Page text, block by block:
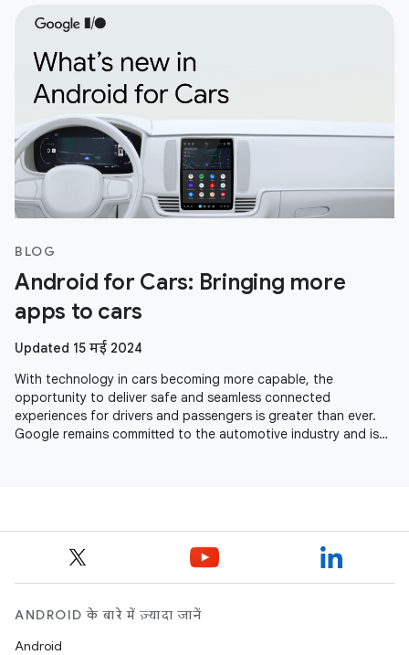
BLOG
Android for Cars: Bringing more
apps to cars
Updated 15 मई 2024
With technology in cars becoming more capable, the
opportunity to deliver safe and seamless connected
experiences for drivers and passengers is greater than ever.
Google remains committed to the automotive industry and is
ANDROID के बारे में ज़्यादा जानें
Android